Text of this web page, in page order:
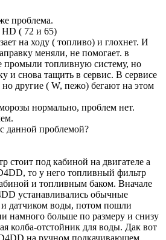
проблема.
HD ( 72 и 65)
на ходу ( топливо) и глохнет. И
меняли, не помогает. в
промыли топливную систему, но
и снова тащить в сервис. В сервисе
другие ( W, пежо) бегают на этом
нормально, проблем нет.
данной проблемой?
стоит под кабиной на двигателе а
то у него топливный фильтр
и топливным баком. Вначале
устанавливались обычные
датчиком воды, потом пошли
намного больше по размеру и снизу
колба-отстойник для воды. Дак вот